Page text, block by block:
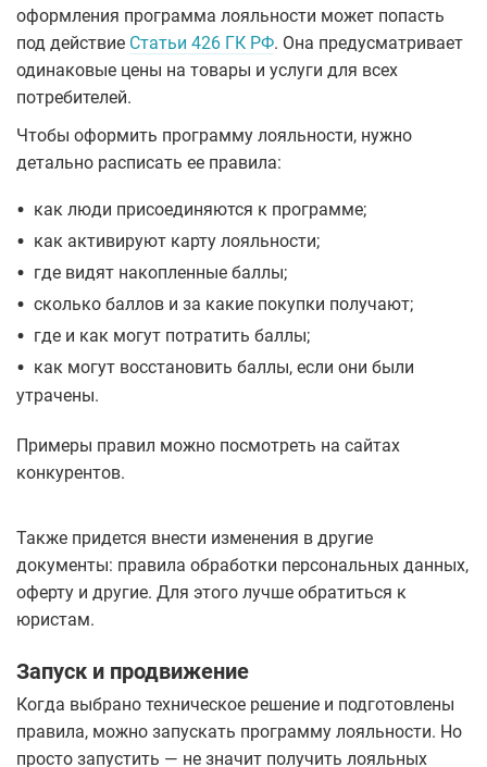
оформления программа лояльности может попасть
под действие Статьи 426 ГК РФ. Она предусматривает
одинаковые цены на товары и услуги для всех
потребителей.
Чтобы оформить программу лояльности, нужно
детально расписать ее правила:
• как люди присоединяются к программе;
• как активируют карту лояльности;
• где видят накопленные баллы;
• сколько баллов и за какие покупки получают;
• где и как могут потратить баллы;
• как могут восстановить баллы, если они были
утрачены.
Примеры правил можно посмотреть на сайтах
конкурентов.
Также придется внести изменения в другие
документы: правила обработки персональных данных,
оферту и другие. Для этого лучше обратиться к
юристам.
Запуск и продвижение
Когда выбрано техническое решение и подготовлены
правила, можно запускать программу лояльности. Но
просто запустить — не значит получить лояльных